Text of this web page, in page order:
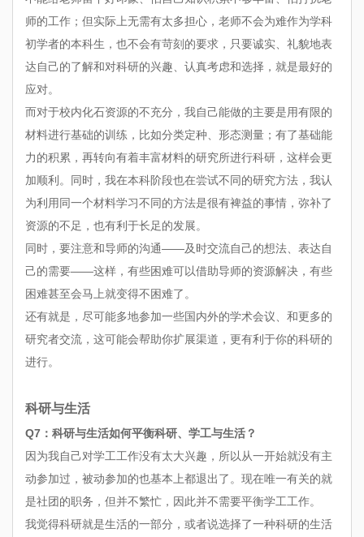
师的工作；但实际上无需有太多担心，老师不会为难作为学科
初学者的本科生，也不会有苛刻的要求，只要诚实、礼貌地表
达自己的了解和对科研的兴趣、认真考虑和选择，就是最好的
应对。
而对于校内化石资源的不充分，我自己能做的主要是用有限的
材料进行基础的训练，比如分类定种、形态测量；有了基础能
力的积累，再转向有着丰富材料的研究所进行科研，这样会更
加顺利。同时，我在本科阶段也在尝试不同的研究方法，我认
为利用同一个材料学习不同的方法是很有裨益的事情，弥补了
资源的不足，也有利于长足的发展。
同时，要注意和导师的沟通——及时交流自己的想法、表达自
己的需要——这样，有些困难可以借助导师的资源解决，有些
困难甚至会马上就变得不困难了。
还有就是，尽可能多地参加一些国内外的学术会议、和更多的
研究者交流，这可能会帮助你扩展渠道，更有利于你的科研的
进行。
科研与生活
Q7：科研与生活如何平衡科研、学工与生活？
因为我自己对学工工作没有太大兴趣，所以从一开始就没有主
动参加过，被动参加的也基本上都退出了。现在唯一有关的就
是社团的职务，但并不繁忙，因此并不需要平衡学工工作。
我觉得科研就是生活的一部分，或者说选择了一种科研的生活